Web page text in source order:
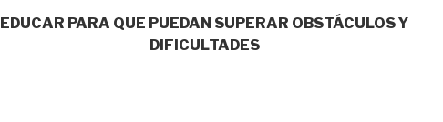
EDUCAR PARA QUE PUEDAN SUPERAR OBSTÁCULOS Y
DIFICULTADES